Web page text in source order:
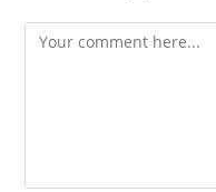
Comment